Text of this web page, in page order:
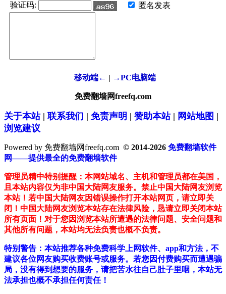
验证码: 匿名发表
移动端← | →PC电脑端
免费翻墙网freefq.com
关于本站| 联系我们 | 免责声明 | 赞助本站| 网站地图 |
浏览建议
Powered by 免费翻墙网freefq.com © 2014-2026 免费翻墙软件
网——提供最全的免费翻墙软件
管理员精中特别提醒：本网站域名、主机和管理员都在美国，
且本站内容仅为非中国大陆网友服务。禁止中国大陆网友浏览
本站！若中国大陆网友因错误操作打开本站网页，请立即关
闭！中国大陆网友浏览本站存在法律风险，恳请立即关闭本站
所有页面！对于您因浏览本站所遭遇的法律问题、安全问题和
其他所有问题，本站均无法负责也概不负责。
特别警告：本站推荐各种免费科学上网软件、app和方法，不
建议各位网友购买收费账号或服务。若您因付费购买而遭遇骗
局，没有得到想要的服务，请把苦水往自己肚子里咽，本站无
法承担也概不承担任何责任！